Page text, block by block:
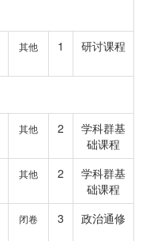
其他 1 研讨课程
其他 2
学科群基
础课程
其他 2
学科群基
础课程
闭卷 3 政治通修